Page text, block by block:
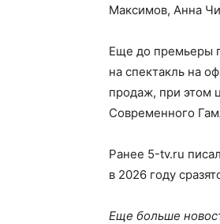
Максимов, Анна
Еще до премьеры
на спектакль на
продаж, при этом
Современного
Ранее 5-tv.ru
в 2026 году
Еще больше